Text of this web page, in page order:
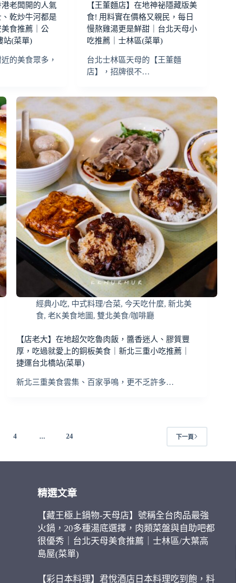
港老闆開的人氣
乾炒牛河都是
食推薦｜公
站(菜單)
的美食眾多，
【王董麵店】在地神祕隱藏版美
食! 用料實在價格又親民，每日
慢熬雞湯更是鮮甜｜台北天母小
吃推薦｜士林區(菜單)
台北士林區天母的【王董麵
店】，招牌很不…
經典小吃, 中式料理/合菜,今天吃什麼,新北美
食,老K美食地圖 ,雙北美食/咖啡廳
【店老大】在地超欠吃魯肉飯，醬香迷人、膠質豐
厚，吃過就愛上的銅板美食｜新北三重小吃推薦｜
捷運台北橋站(菜單)
新北三重美食雲集、百家爭鳴，更不乏許多…
4 ... 24 下一頁
精選文章
【藏王極上鍋物-天母店】號稱全台肉品最強
火鍋，20多種湯底選擇，肉類菜盤與自助吧都
很優秀｜台北天母美食推薦｜士林區/大葉高
島屋(菜單)
【彩日本料理】君悅酒店日本料理吃到飽，料